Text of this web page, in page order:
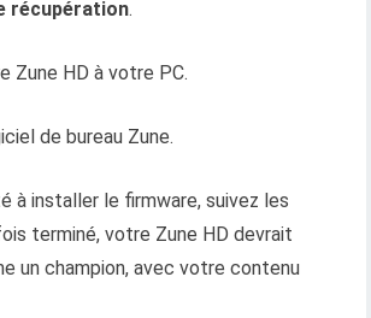
récupération.
Zune HD à votre PC.
de bureau Zune.
à installer le firmware, suivez les
terminé, votre Zune HD devrait
un champion, avec votre contenu